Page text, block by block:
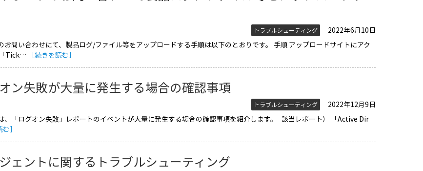
トラブルシューティング
2022年6月10日
お問い合わせにて、製品ログ/ファイル等をアップロードする手順は以下のとおりです。 手順 アップロードサイトにアク
Tick…
［続きを読む］
ン失敗が大量に発生する場合の確認事項
トラブルシューティング
2022年12月9日
、「ログオン失敗」レポートのイベントが大量に発生する場合の確認事項を紹介します。 該当レポート） 「Active Dir
］
ェントに関するトラブルシューティング